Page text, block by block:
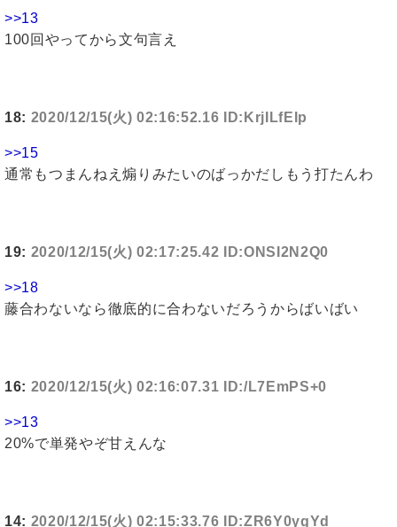
>>13
100回やってから文句言え
18: 2020/12/15(火) 02:16:52.16 ID:KrjILfEIp
>>15
通常もつまんねえ煽りみたいのばっかだしもう打たんわ
19: 2020/12/15(火) 02:17:25.42 ID:ONSI2N2Q0
>>18
藤合わないなら徹底的に合わないだろうからばいばい
16: 2020/12/15(火) 02:16:07.31 ID:/L7EmPS+0
>>13
20%で単発やぞ甘えんな
14: 2020/12/15(火) 02:15:33.76 ID:ZR6Y0ygYd